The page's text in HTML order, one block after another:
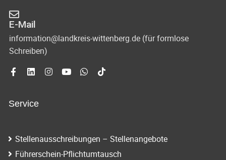
E-Mail
information@landkreis-wittenberg.de (für formlose
Schreiben)
Service
Stellenausschreibungen – Stellenangebote
Führerschein-Pflichtumtausch